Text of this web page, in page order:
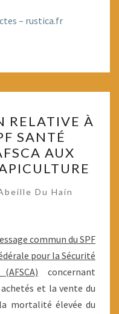
– rustica.fr
RELATIVE À
SANTÉ
AUX
Du Hain
commun du SPF
pour la Sécurité
concernant
et la vente du
mortalité élevée du